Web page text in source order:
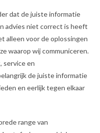
dat de juiste informatie
advies niet correct is heeft
alleen voor de oplossingen
waarop wij communiceren.
service en
de juiste informatie
en eerlijk tegen elkaar
range van